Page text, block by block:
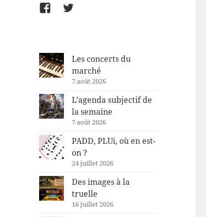
FacebookTwitter
Les concerts du
marché
7 août 2026
L’agenda subjectif de
la semaine
7 août 2026
PADD, PLUi, où en est-
on ?
24 juillet 2026
Des images à la
truelle
16 juillet 2026